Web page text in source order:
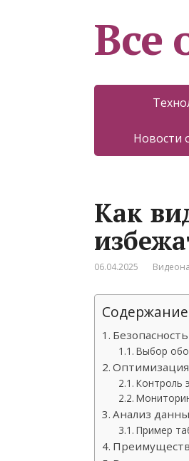
Все
Новости
Как
06.04.2025
Выбор
Оптимизация
Контроль
Анализ
Пример